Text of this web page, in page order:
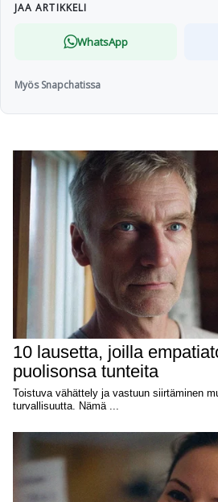
JAA ARTIKKELI
WhatsApp
Myös Snapchatissa